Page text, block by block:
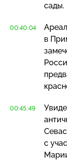
сады.
00:40:04
в
00:45:49
с